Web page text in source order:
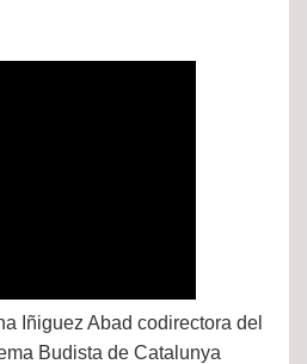
Iñiguez Abad codirectora del
Budista de Catalunya